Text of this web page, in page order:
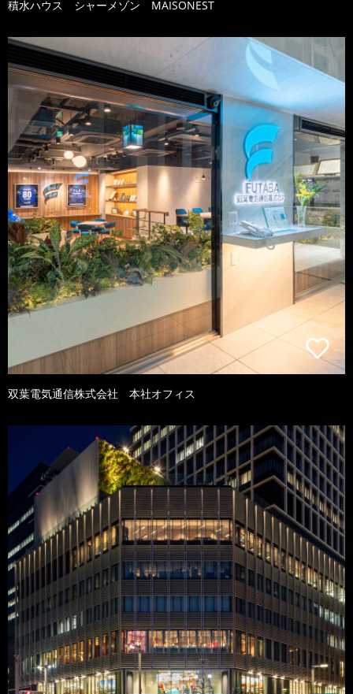
積水ハウス シャーメゾン MAISONEST
双葉電気通信株式会社 本社オフィス